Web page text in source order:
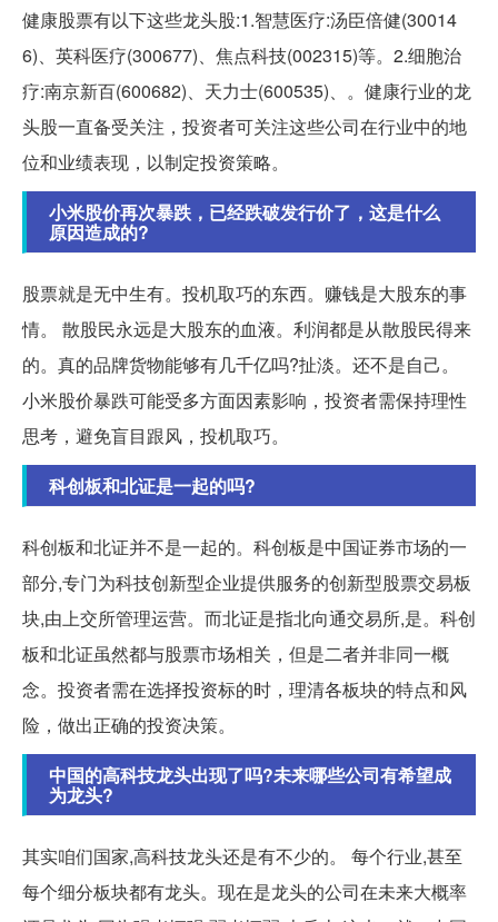
健康股票有以下这些龙头股:1.智慧医疗:汤臣倍健(30014
6)、英科医疗(300677)、焦点科技(002315)等。2.细胞治
疗:南京新百(600682)、天力士(600535)、。健康行业的龙
头股一直备受关注，投资者可关注这些公司在行业中的地
位和业绩表现，以制定投资策略。
小米股价再次暴跌，已经跌破发行价了，这是什么
原因造成的?
股票就是无中生有。投机取巧的东西。赚钱是大股东的事
情。 散股民永远是大股东的血液。利润都是从散股民得来
的。真的品牌货物能够有几千亿吗?扯淡。还不是自己。
小米股价暴跌可能受多方面因素影响，投资者需保持理性
思考，避免盲目跟风，投机取巧。
科创板和北证是一起的吗?
科创板和北证并不是一起的。科创板是中国证券市场的一
部分,专门为科技创新型企业提供服务的创新型股票交易板
块,由上交所管理运营。而北证是指北向通交易所,是。科创
板和北证虽然都与股票市场相关，但是二者并非同一概
念。投资者需在选择投资标的时，理清各板块的特点和风
险，做出正确的投资决策。
中国的高科技龙头出现了吗?未来哪些公司有希望成
为龙头?
其实咱们国家,高科技龙头还是有不少的。 每个行业,甚至
每个细分板块都有龙头。现在是龙头的公司在未来大概率